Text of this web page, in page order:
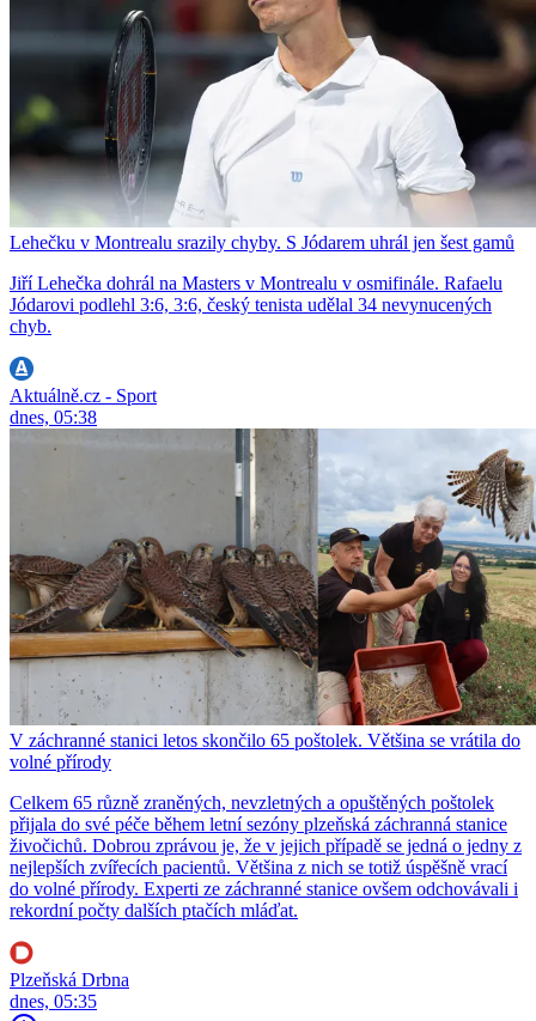
Lehečku v Montrealu srazily chyby. S Jódarem uhrál jen šest gamů
Jiří Lehečka dohrál na Masters v Montrealu v osmifinále. Rafaelu
Jódarovi podlehl 3:6, 3:6, český tenista udělal 34 nevynucených
chyb.
Aktuálně.cz - Sport
dnes, 05:38
V záchranné stanici letos skončilo 65 poštolek. Většina se vrátila do
volné přírody
Celkem 65 různě zraněných, nevzletných a opuštěných poštolek
přijala do své péče během letní sezóny plzeňská záchranná stanice
živočichů. Dobrou zprávou je, že v jejich případě se jedná o jedny z
nejlepších zvířecích pacientů. Většina z nich se totiž úspěšně vrací
do volné přírody. Experti ze záchranné stanice ovšem odchovávali i
rekordní počty dalších ptačích mláďat.
Plzeňská Drbna
dnes, 05:35